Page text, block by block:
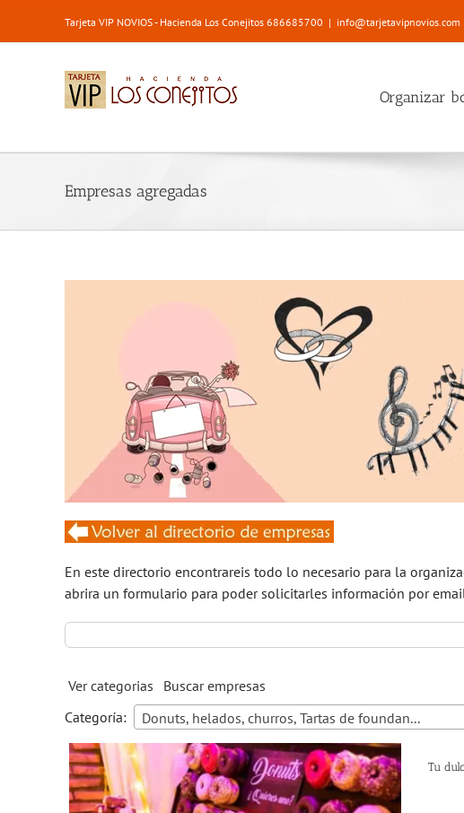
Tarjeta VIP NOVIOS - Hacienda Los Conejitos 686685700 | info@tarjetavipnovios.com
Organizar
Empresas agregadas
En este directorio encontrareis todo lo necesario para la
abrira un formulario para poder solicitarles información por
Ver categorias
Buscar empresas
Categoría:
Donuts, helados, churros, Tartas de foundan...
Tu